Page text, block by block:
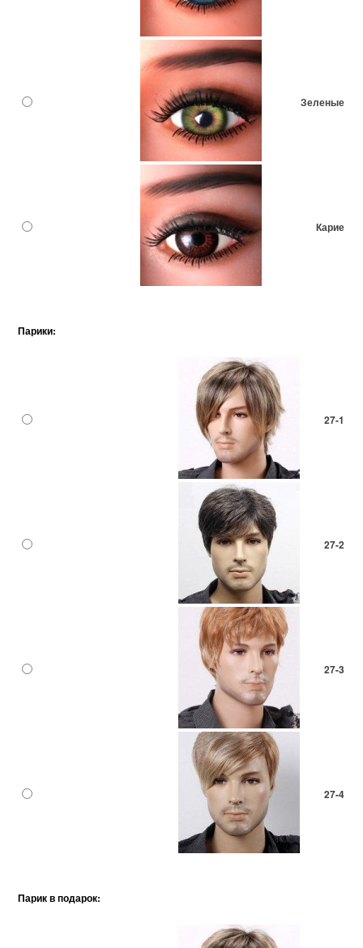
Зеленые
Карие
Парики:
27-1
27-2
27-3
27-4
Парик в подарок: